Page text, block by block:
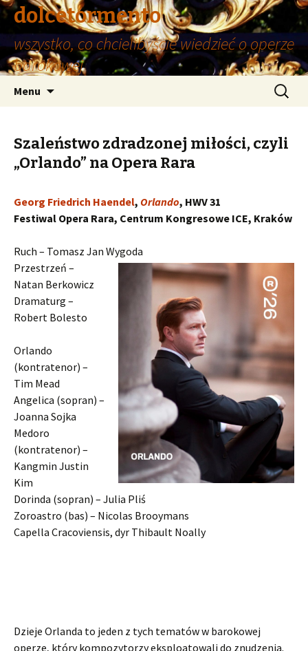
dolcetormento
wszystko, co chcielibyście wiedzieć o operze
barokowej
Menu Szukaj:
Szaleństwo zdradzonej miłości, czyli
„Orlando” na Opera Rara
Georg Friedrich Haendel, Orlando, HWV 31
Festiwal Opera Rara, Centrum Kongresowe ICE, Kraków
Ruch – Tomasz Jan Wygoda
Przestrzeń –
Natan Berkowicz
Dramaturg –
Robert Bolesto
Orlando
(kontratenor) –
Tim Mead
Angelica (sopran) –
Joanna Sojka
Medoro
(kontratenor) –
Kangmin Justin
Kim
Dorinda (sopran) – Julia Pliś
Zoroastro (bas) – Nicolas Brooymans
Capella Cracoviensis, dyr Thibault Noally
Dzieje Orlanda to jeden z tych tematów w barokowej
operze, który kompozytorzy eksploatowali do znudzenia.